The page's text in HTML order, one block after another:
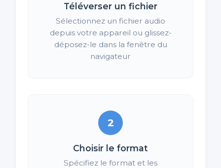
Téléverser un fichier
Sélectionnez un fichier audio
depuis votre appareil ou glissez-
déposez-le dans la fenêtre du
navigateur
2
Choisir le format
Spécifiez le format et les